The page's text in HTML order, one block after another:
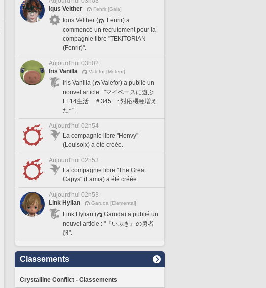
Iqus Velther
Fenrir [Gaia]
Iqus Velther (
Fenrir) a
commencé un recrutement pour la
compagnie libre "TEKITORIAN
(Fenrir)".
Aujourd'hui 03h02
Iris Vanilla
Valefor [Meteor]
Iris Vanilla (
Valefor) a publié un
nouvel article : "マイペースに遊ぶ
FF14生活 ＃345 ~対応機種増え
た~".
Aujourd'hui 02h54
La compagnie libre "Henvy"
(Louisoix) a été créée.
Aujourd'hui 02h53
La compagnie libre "The Great
Capys" (Lamia) a été créée.
Aujourd'hui 02h53
Link Hylian
Garuda [Elemental]
Link Hylian (
Garuda) a publié un
nouvel article : "『いぶき』の勇者
服".
Classements
Crystalline Conflict - Classements